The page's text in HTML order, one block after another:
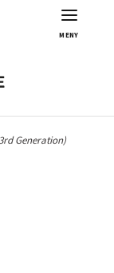
MENY
Generation)